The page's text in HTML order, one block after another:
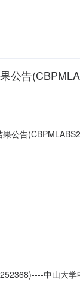
模块品牌：不限
公告
公告
："免费上门安装
中山大